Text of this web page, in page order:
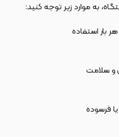
به موارد زیر توجه کنید:
بار استفاده
و سلامت
فرسوده